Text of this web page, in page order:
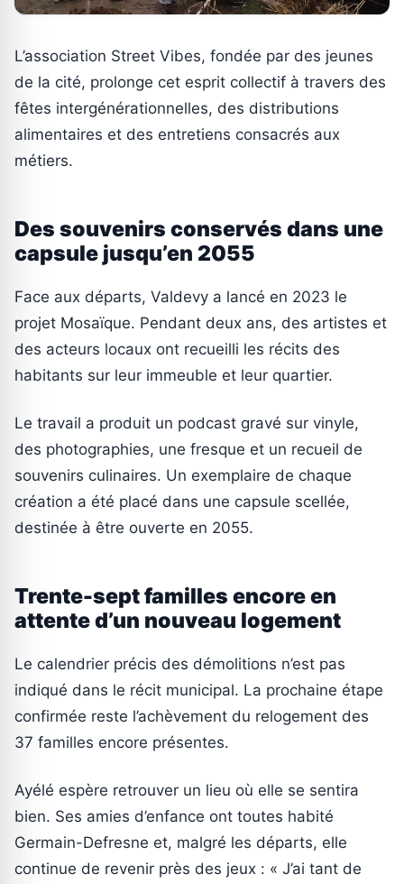
L’association Street Vibes, fondée par des jeunes
de la cité, prolonge cet esprit collectif à travers des
fêtes intergénérationnelles, des distributions
alimentaires et des entretiens consacrés aux
métiers.
Des souvenirs conservés dans une
capsule jusqu’en 2055
Face aux départs, Valdevy a lancé en 2023 le
projet Mosaïque. Pendant deux ans, des artistes et
des acteurs locaux ont recueilli les récits des
habitants sur leur immeuble et leur quartier.
Le travail a produit un podcast gravé sur vinyle,
des photographies, une fresque et un recueil de
souvenirs culinaires. Un exemplaire de chaque
création a été placé dans une capsule scellée,
destinée à être ouverte en 2055.
Trente-sept familles encore en
attente d’un nouveau logement
Le calendrier précis des démolitions n’est pas
indiqué dans le récit municipal. La prochaine étape
confirmée reste l’achèvement du relogement des
37 familles encore présentes.
Ayélé espère retrouver un lieu où elle se sentira
bien. Ses amies d’enfance ont toutes habité
Germain-Defresne et, malgré les départs, elle
continue de revenir près des jeux : « J’ai tant de